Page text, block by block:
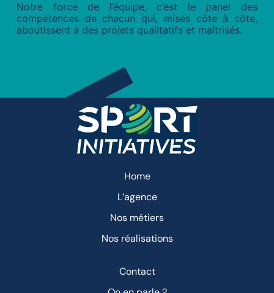
Notre force de l’équipe, c’est le panel des
compétences de chacun qui, mises côte à côte,
aboutissent à des projets qualitatifs et maîtrisés.
Home
L’agence
Nos métiers
Nos réalisations
Contact